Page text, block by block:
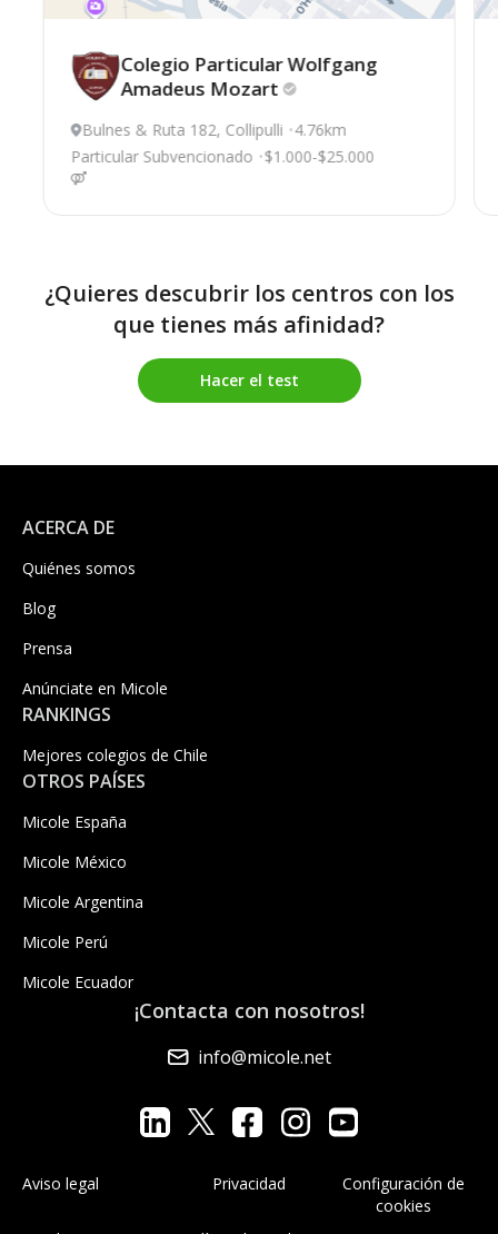
Colegio Particular Wolfgang
Amadeus Mozart
Bulnes & Ruta 182, Collipulli 4.76km
Particular Subvencionado $1.000-$25.000
¿Quieres descubrir los centros con los
que tienes más afinidad?
Hacer el test
ACERCA DE
Quiénes somos
Blog
Prensa
Anúnciate en Micole
RANKINGS
Mejores colegios de Chile
OTROS PAÍSES
Micole España
Micole México
Micole Argentina
Micole Perú
Micole Ecuador
¡Contacta con nosotros!
info@micole.net
Aviso legal Privacidad
Configuración de
cookies